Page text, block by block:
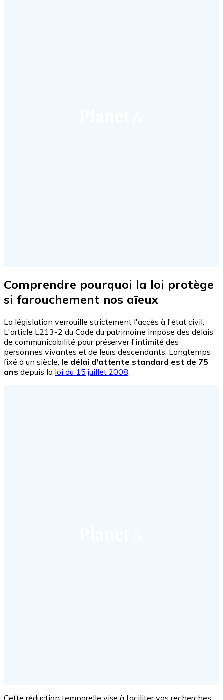
Comprendre pourquoi la loi protège
si farouchement nos aïeux
La législation verrouille strictement l'accès à l'état civil.
L'article L213-2 du Code du patrimoine impose des délais
de communicabilité pour préserver l'intimité des
personnes vivantes et de leurs descendants. Longtemps
fixé à un siècle, le délai d'attente standard est de 75
ans depuis la loi du 15 juillet 2008
Cette réduction temporelle vise à faciliter vos recherches